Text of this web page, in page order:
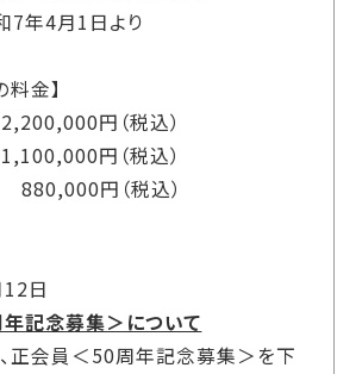
7年4月1 日より
料金】
2,200,000円（税込）
1,100,000円（税込）
880,000円（税込）
日
記念募集＞について
正会員＜50周年記念募集＞を下